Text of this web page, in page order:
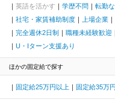
英語を活かす
学歴不問 転勤
社宅・家賃補助制度
上場企業
完全週休2日制
職種未経験歓迎
U・Iターン支援あり
ほかの固定給で探す
固定給25万円以上 固定給35万